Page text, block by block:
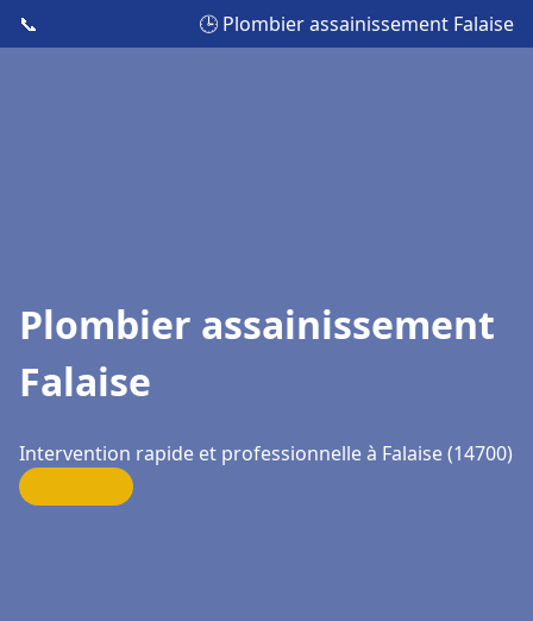
📞 🕒 Plombier assainissement Falaise
Plombier assainissement
Falaise
Intervention rapide et professionnelle à Falaise (14700)